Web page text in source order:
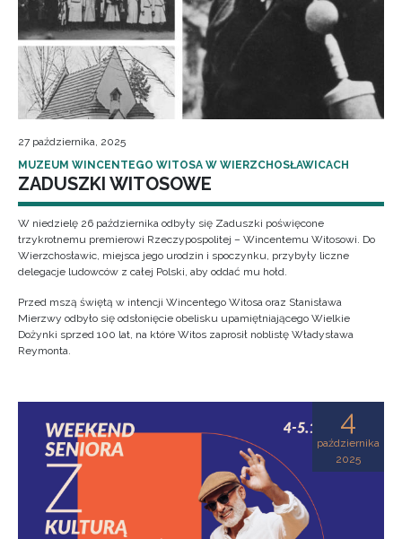
27 października, 2025
MUZEUM WINCENTEGO WITOSA W WIERZCHOSŁAWICACH
ZADUSZKI WITOSOWE
W niedzielę 26 października odbyły się Zaduszki poświęcone
trzykrotnemu premierowi Rzeczypospolitej – Wincentemu Witosowi. Do
Wierzchosławic, miejsca jego urodzin i spoczynku, przybyły liczne
delegacje ludowców z całej Polski, aby oddać mu hołd.
Przed mszą świętą w intencji Wincentego Witosa oraz Stanisława
Mierzwy odbyło się odsłonięcie obelisku upamiętniającego Wielkie
Dożynki sprzed 100 lat, na które Witos zaprosił noblistę Władysława
Reymonta.
4
października
2025